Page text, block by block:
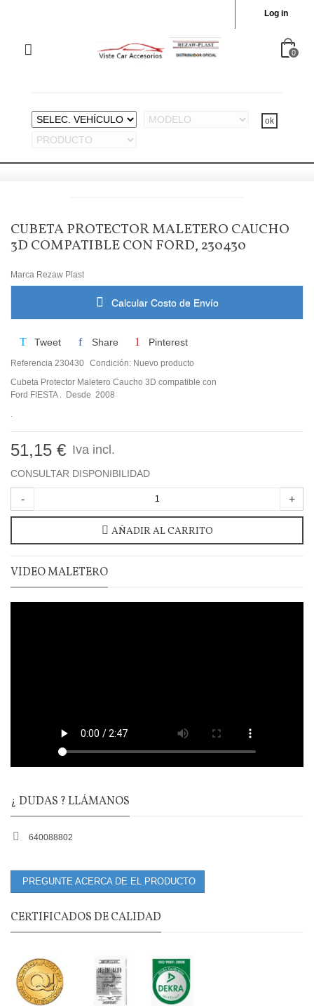
Log in
0
CUBETA PROTECTOR MALETERO CAUCHO
3D COMPATIBLE CON FORD, 230430
Marca Rezaw Plast
Calcular Costo de Envío
Tweet Share Pinterest
Referencia 230430 Condición: Nuevo producto
Cubeta Protector Maletero Caucho 3D compatible con
Ford FIESTA . Desde 2008
.
51,15 € Iva incl.
CONSULTAR DISPONIBILIDAD
- +
AÑADIR AL CARRITO
VIDEO MALETERO
¿ DUDAS ? LLÁMANOS
640088802
PREGUNTE ACERCA DE EL PRODUCTO
CERTIFICADOS DE CALIDAD